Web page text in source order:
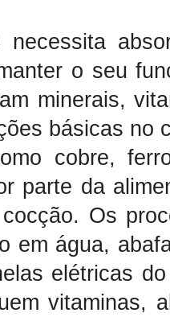
necessita
o seu
minerais,
básicas no
cobre,
parte da
Os
em água,
elétricas
vitaminas,